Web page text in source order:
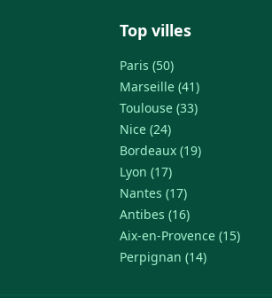
Top villes
Paris (50)
Marseille (41)
Toulouse (33)
Nice (24)
Bordeaux (19)
Lyon (17)
Nantes (17)
Antibes (16)
Aix-en-Provence (15)
Perpignan (14)